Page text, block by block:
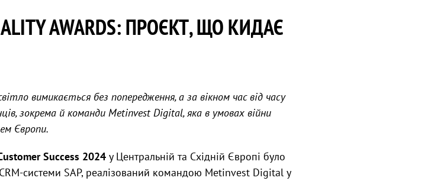
AWARDS: ПРОЄКТ, ЩО КИДАЄ
вимикається без попередження, а за вікном час від часу
зокрема й команди Metinvest Digital, яка в умовах війни
Європи.
Success 2024 у Центральній та Східній Європі було
системи SAP, реалізований командою Metinvest Digital у